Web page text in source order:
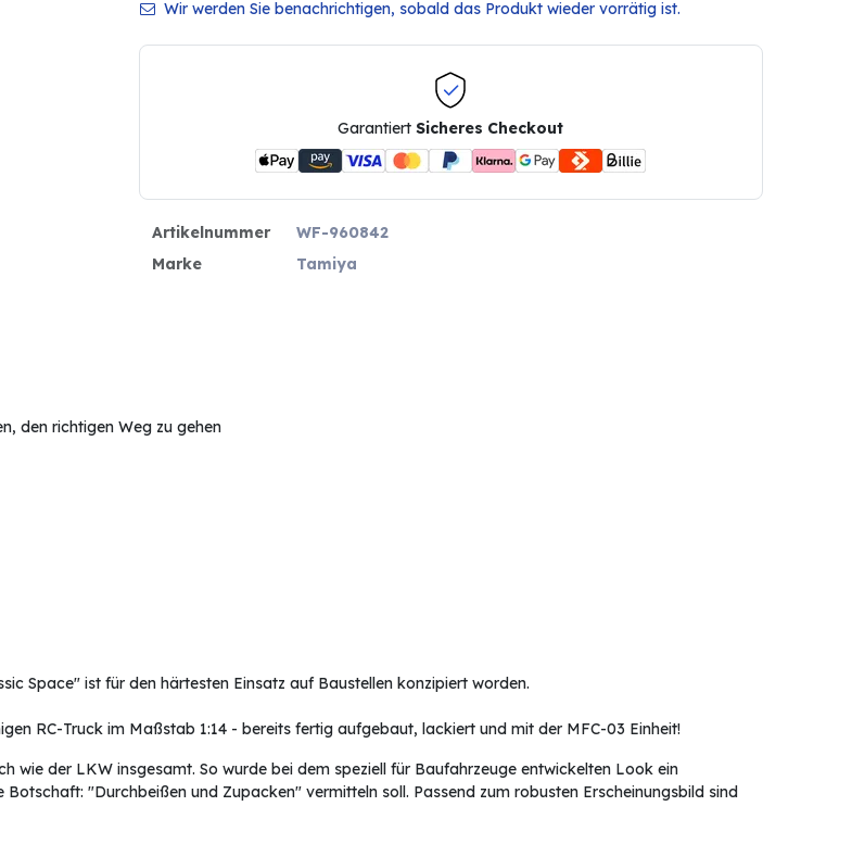
Wir werden Sie benachrichtigen, sobald das Produkt wieder vorrätig ist.
GarantiertSicheres Checkout
Artikelnummer
WF-960842
Marke
Tamiya
den richtigen Weg zu gehen
Space" ist für den härtesten Einsatz auf Baustellen konzipiert worden.
RC-Truck im Maßstab 1:14 - bereits fertig aufgebaut, lackiert und mit der MFC-03 Einheit!
wie der LKW insgesamt. So wurde bei dem speziell für Baufahrzeuge entwickelten Look ein
"Durchbeißen und Zupacken" vermitteln soll. Passend zum robusten Erscheinungsbild sind